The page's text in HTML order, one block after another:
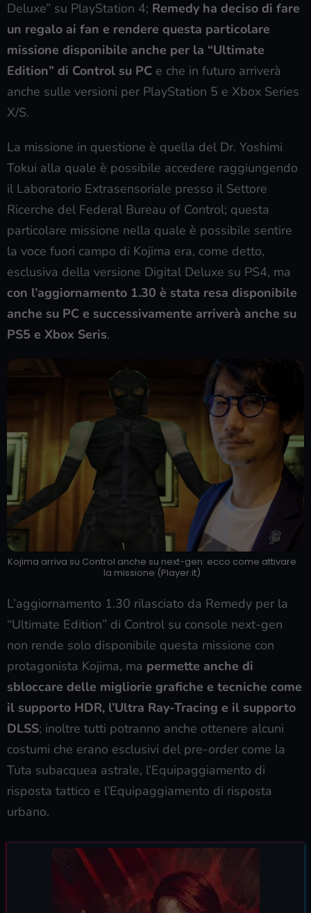
Deluxe” su PlayStation 4; Remedy ha deciso di fare
un regalo ai fan e rendere questa particolare
missione disponibile anche per la “Ultimate
Edition” di Control su PC e che in futuro arriverà
anche sulle versioni per PlayStation 5 e Xbox Series
X/S.
La missione in questione è quella del Dr. Yoshimi
Tokui alla quale è possibile accedere raggiungendo
il Laboratorio Extrasensoriale presso il Settore
Ricerche del Federal Bureau of Control; questa
particolare missione nella quale è possibile sentire
la voce fuori campo di Kojima era, come detto,
esclusiva della versione Digital Deluxe su PS4, ma
con l’aggiornamento 1.30 è stata resa disponibile
anche su PC e successivamente arriverà anche su
PS5 e Xbox Seris.
Kojima arriva su Control anche su next-gen: ecco come attivare
la missione (Player.it)
L’aggiornamento 1.30 rilasciato da Remedy per la
“Ultimate Edition” di Control su console next-gen
non rende solo disponibile questa missione con
protagonista Kojima, ma permette anche di
sbloccare delle migliorie grafiche e tecniche come
il supporto HDR, l’Ultra Ray-Tracing e il supporto
DLSS; inoltre tutti potranno anche ottenere alcuni
costumi che erano esclusivi del pre-order come la
Tuta subacquea astrale, l’Equipaggiamento di
risposta tattico e l’Equipaggiamento di risposta
urbano.